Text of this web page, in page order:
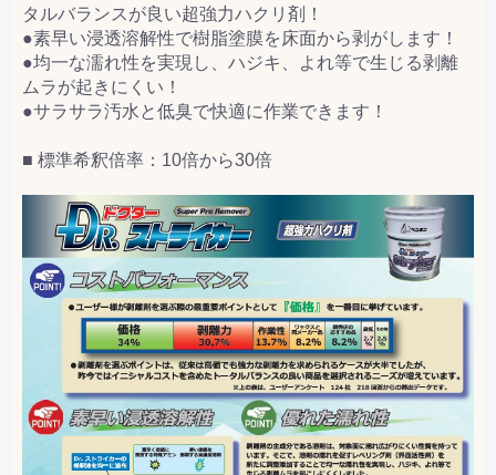
タルバランスが良い超強力ハクリ剤！
●素早い浸透溶解性で樹脂塗膜を床面から剥がします！
●均一な濡れ性を実現し、ハジキ、よれ等で生じる剥離
ムラが起きにくい！
●サラサラ汚水と低臭で快適に作業できます！
■ 標準希釈倍率：10倍から30倍